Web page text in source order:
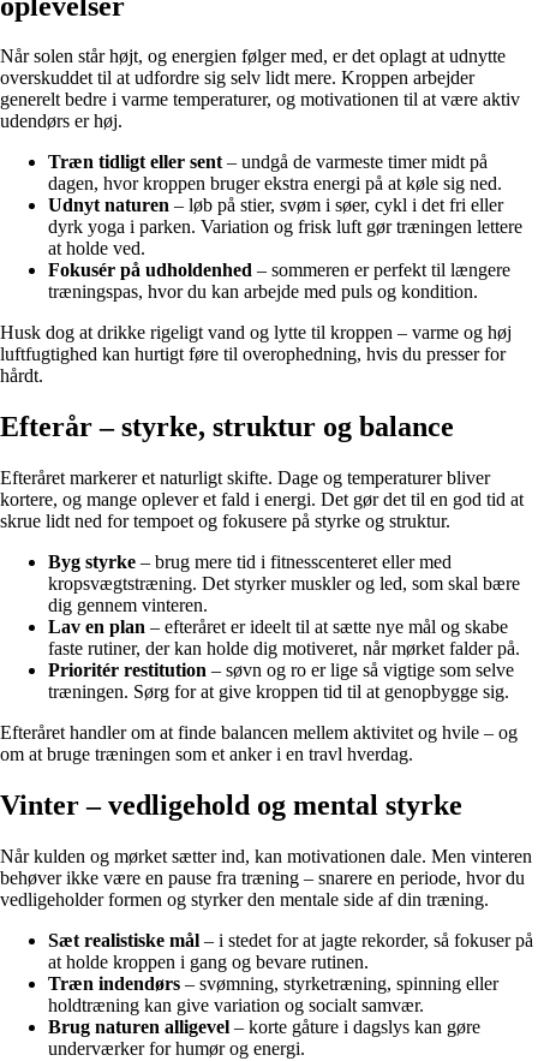
Når solen står højt, og energien følger med, er det oplagt at udnytte
overskuddet til at udfordre sig selv lidt mere. Kroppen arbejder
generelt bedre i varme temperaturer, og motivationen til at være aktiv
udendørs er høj.
Træn tidligt eller sent– undgå de varmeste timer midt på
dagen, hvor kroppen bruger ekstra energi på at køle sig ned.
Udnyt naturen – løb på stier, svøm i søer, cykl i det fri eller
dyrk yoga i parken. Variation og frisk luft gør træningen lettere
at holde ved.
Fokusér på udholdenhed – sommeren er perfekt til længere
træningspas, hvor du kan arbejde med puls og kondition.
Husk dog at drikke rigeligt vand og lytte til kroppen – varme og høj
luftfugtighed kan hurtigt føre til overophedning, hvis du presser for
hårdt.
Efterår – styrke, struktur og balance
Efteråret markerer et naturligt skifte. Dage og temperaturer bliver
kortere, og mange oplever et fald i energi. Det gør det til en god tid at
skrue lidt ned for tempoet og fokusere på styrke og struktur.
Byg styrke – brug mere tid i fitnesscenteret eller med
kropsvægtstræning. Det styrker muskler og led, som skal bære
dig gennem vinteren.
Lav en plan – efteråret er ideelt til at sætte nye mål og skabe
faste rutiner, der kan holde dig motiveret, når mørket falder på.
Prioritér restitution – søvn og ro er lige så vigtige som selve
træningen. Sørg for at give kroppen tid til at genopbygge sig.
Efteråret handler om at finde balancen mellem aktivitet og hvile – og
om at bruge træningen som et anker i en travl hverdag.
Vinter – vedligehold og mental styrke
Når kulden og mørket sætter ind, kan motivationen dale. Men vinteren
behøver ikke være en pause fra træning – snarere en periode, hvor du
vedligeholder formen og styrker den mentale side af din træning.
Sæt realistiske mål – i stedet for at jagte rekorder, så fokuser på
at holde kroppen i gang og bevare rutinen.
Træn indendørs – svømning, styrketræning, spinning eller
holdtræning kan give variation og socialt samvær.
Brug naturen alligevel – korte gåture i dagslys kan gøre
underværker for humør og energi.